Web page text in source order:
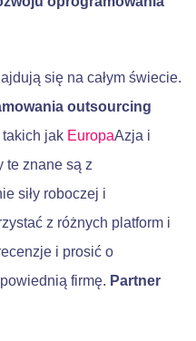
się na całym świecie.
outsourcing
jak EuropaAzja i
te znane są z
siły roboczej i
z różnych platform i
i prosić o
firmę. Partner